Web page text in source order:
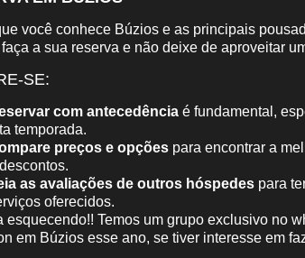
você conhece Búzios e as principais
faça a sua reserva e não deixe de aproveitar
SE:
com antecedência é fundamental,
temporada.
preços e opções para encontrar a
as avaliações de outros hóspedes para
oferecidos.
esquecendo!! Temos um grupo exclusivo no
em Búzios esse ano, se tiver interesse em